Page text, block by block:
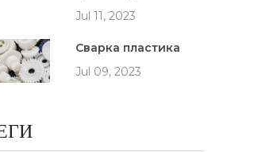
Jul 11, 2023
Сварка пластика
Jul 09, 2023